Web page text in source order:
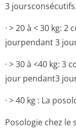
3 joursconsécutifs.
· > 20 à < 30 kg:
jourpendant 3
· > 30 à <40 kg:
jour pendant3
· > 40 kg : La
Posologie chez le